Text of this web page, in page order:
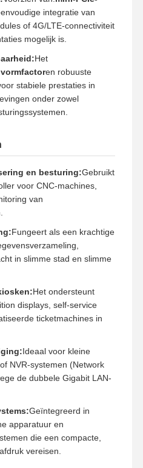
integratie van
of 4G/LTE-connectiviteit
mogelijk is.
Het
en robuuste
stabiele prestaties in
onder zowel
en besturing:Gebruikt
voor CNC-machines,
van
Fungeert als een krachtige
in slimme stad en slimme
Het ondersteunt
displays, self-service
ticketmachines in
Ideaal voor kleine
NVR-systemen (Network
de dubbele Gigabit LAN-
Geïntegreerd in
apparatuur en
die een compacte,
vereisen.